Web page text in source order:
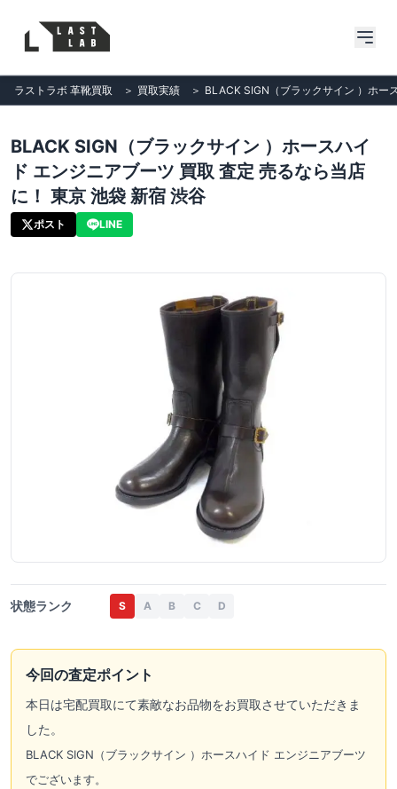
ラストラボ 革靴買取 ＞ 買取実績 ＞ BLACK SIGN（ブラックサイン ）ホー
BLACK SIGN（ブラックサイン ）ホースハイ
ド エンジニアブーツ 買取 査定 売るなら当店
に！ 東京 池袋 新宿 渋谷
ポスト LINE
状態ランク S A B C D
今回の査定ポイント
本日は宅配買取にて素敵なお品物をお買取させていただきま
した。
BLACK SIGN（ブラックサイン ）ホースハイド エンジニアブーツ
でございます。